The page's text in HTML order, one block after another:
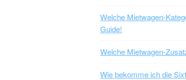
Welche Mietwagen-
Guide!
Welche Mietwagen-
Wie bekomme ich die